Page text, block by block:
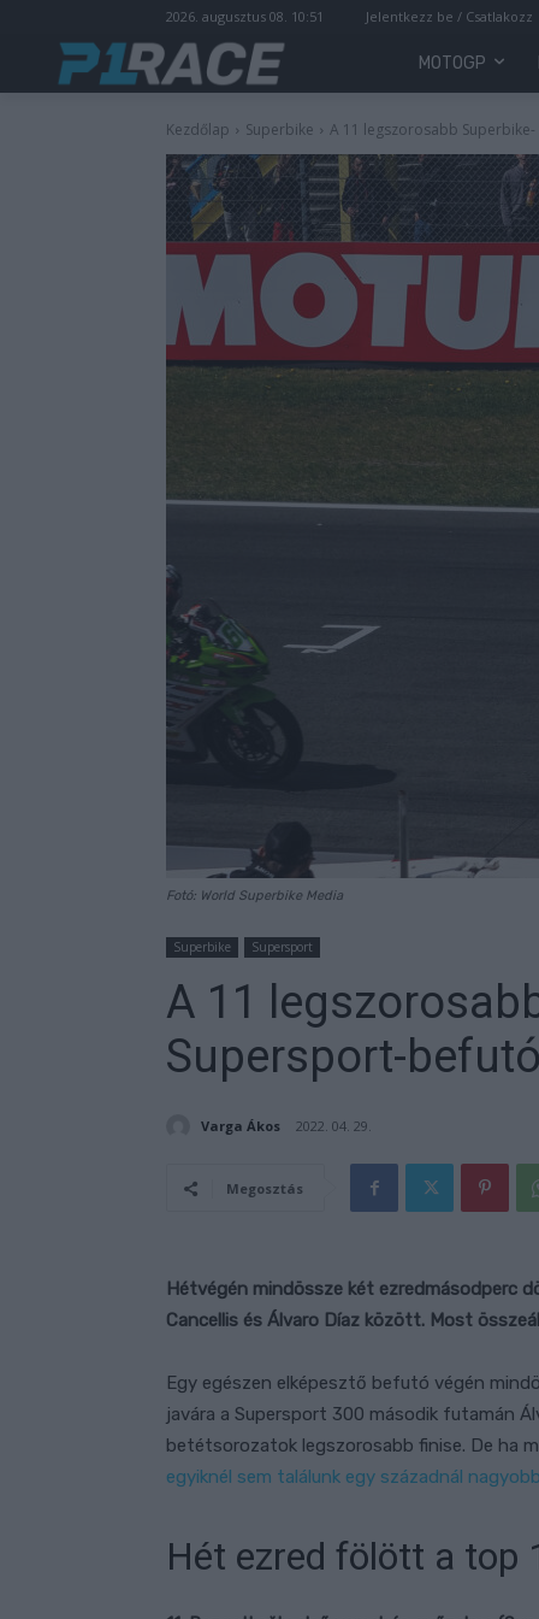
2026. augusztus 08. 10:51 Jelentkezz be / Csatlakozz
MOTOGP
Kezdőlap Superbike A 11 legszorosabb
Fotó: World Superbike Media
Superbike Supersport
A 11
Supersport-befutó
Varga Ákos 2022. 04. 29.
Megosztás
Hétvégén mindössze két ezredmásodperc
Cancellis és Álvaro Díaz között. Most
Egy egészen elképesztő befutó végén
javára a Supersport 300 második futamán
betétsorozatok legszorosabb finise. De ha
egyiknél sem találunk egy századnál
Hét ezred fölött a top